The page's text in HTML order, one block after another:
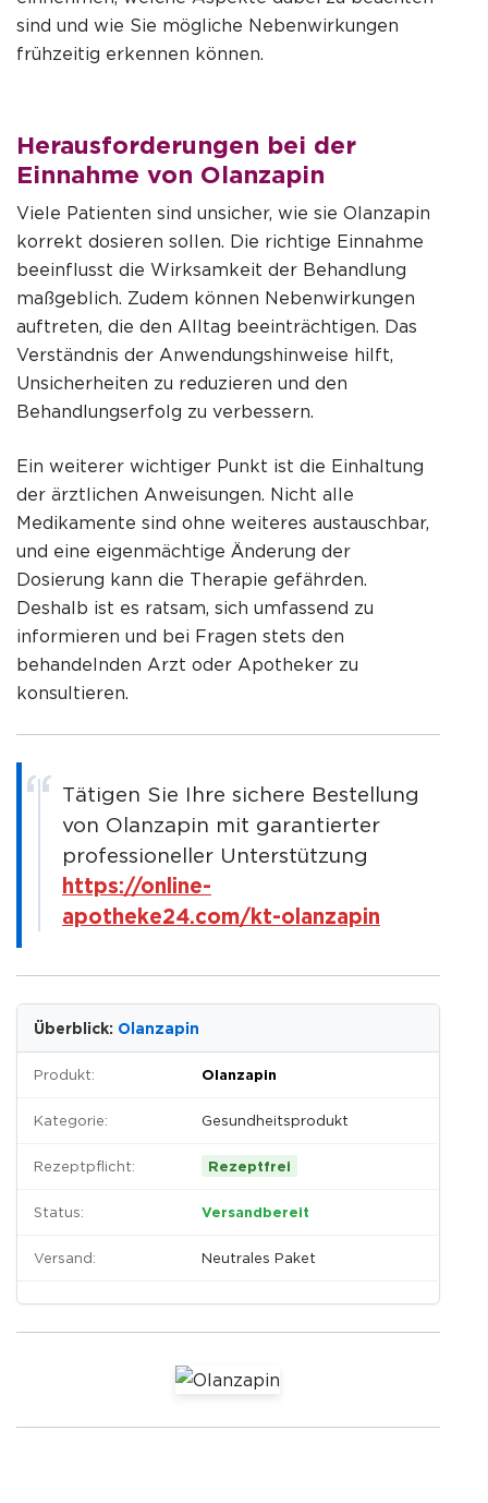
sind und wie Sie mögliche Nebenwirkungen
frühzeitig erkennen können.
Herausforderungen bei der
Einnahme von Olanzapin
Viele Patienten sind unsicher, wie sie Olanzapin
korrekt dosieren sollen. Die richtige Einnahme
beeinflusst die Wirksamkeit der Behandlung
maßgeblich. Zudem können Nebenwirkungen
auftreten, die den Alltag beeinträchtigen. Das
Verständnis der Anwendungshinweise hilft,
Unsicherheiten zu reduzieren und den
Behandlungserfolg zu verbessern.
Ein weiterer wichtiger Punkt ist die Einhaltung
der ärztlichen Anweisungen. Nicht alle
Medikamente sind ohne weiteres austauschbar,
und eine eigenmächtige Änderung der
Dosierung kann die Therapie gefährden.
Deshalb ist es ratsam, sich umfassend zu
informieren und bei Fragen stets den
behandelnden Arzt oder Apotheker zu
konsultieren.
Tätigen Sie Ihre sichere Bestellung
von Olanzapin mit garantierter
professioneller Unterstützung
https://online-
apotheke24.com/kt-olanzapin
Überblick: Olanzapin
Produkt: Olanzapin
Kategorie: Gesundheitsprodukt
Rezeptpflicht: Rezeptfrei
Status: Versandbereit
Versand: Neutrales Paket